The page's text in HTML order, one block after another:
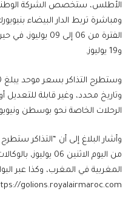
الأطلس، ستخصص الشركة
ومباشرة تربط الدار البيضاء
و19 يوليوز.
وتاريخ محدد، وغير قابلة للتعديل
الرحلات الخاصة نحو بوسطن
وأشار البلاغ إلى أن “التذاكر
من اليوم الاثنين 06
المغربية في المغرب، وكذا عبر
golions.royalairmaroc.com”.